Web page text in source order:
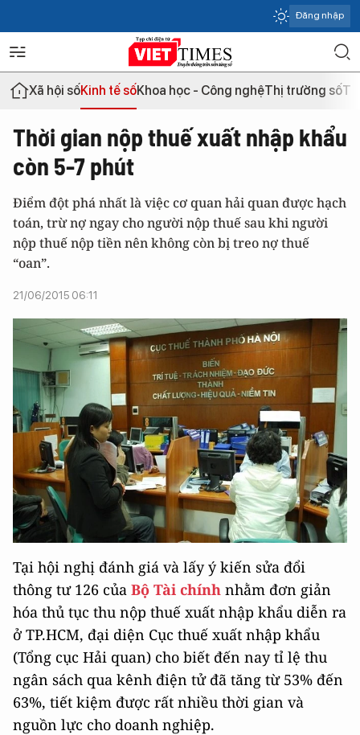
Đăng nhập
Xã hội sốKinh tế sốKhoa học - Công nghệThị trường số
Thời gian nộp thuế xuất nhập khẩu
còn 5-7 phút
Điểm đột phá nhất là việc cơ quan hải quan được hạch
toán, trừ nợ ngay cho người nộp thuế sau khi người
nộp thuế nộp tiền nên không còn bị treo nợ thuế
“oan”.
21/06/2015 06:11
Tại hội nghị đánh giá và lấy ý kiến sửa đổi
thông tư 126 của Bộ Tài chính nhằm đơn giản
hóa thủ tục thu nộp thuế xuất nhập khẩu diễn ra
ở TP.HCM, đại diện Cục thuế xuất nhập khẩu
(Tổng cục Hải quan) cho biết đến nay tỉ lệ thu
ngân sách qua kênh điện tử đã tăng từ 53% đến
63%, tiết kiệm được rất nhiều thời gian và
nguồn lực cho doanh nghiệp.